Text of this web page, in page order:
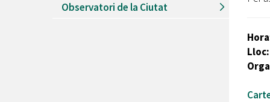
Observatori de la Ciutat
Lloc: